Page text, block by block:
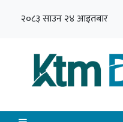
२०८३ साउन २४ आइतबार